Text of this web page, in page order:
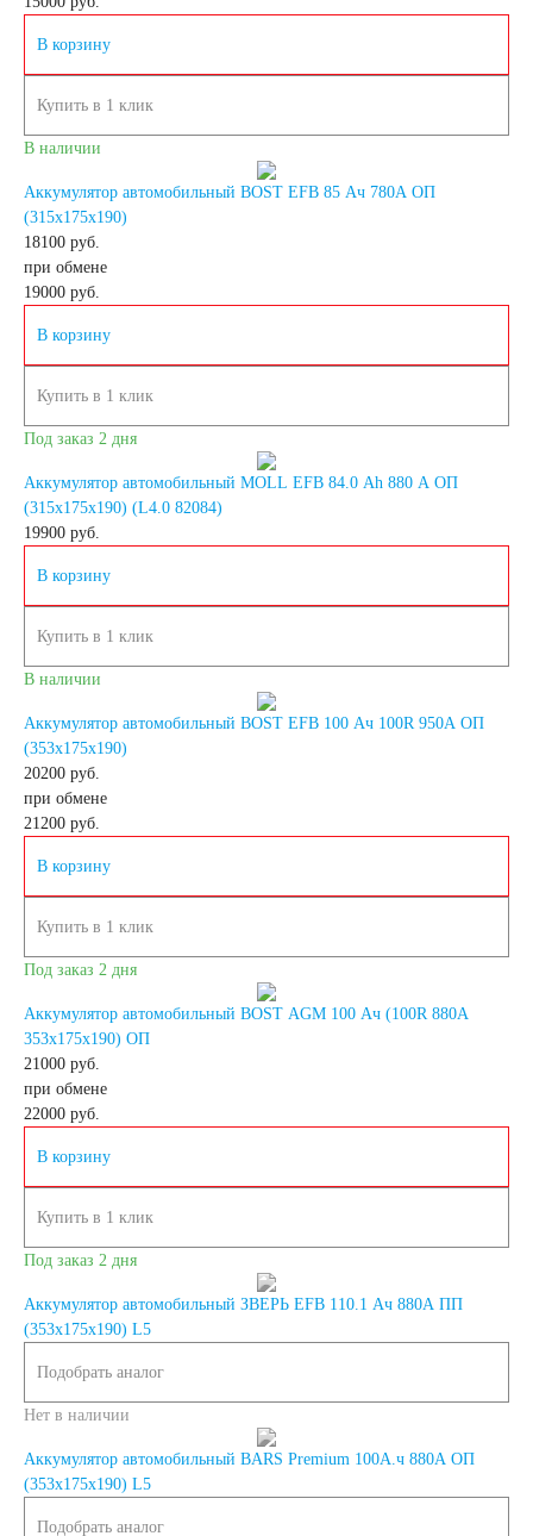
250 А/ч
Аккумуляторы EFB
Аккумуляторы
Аккумуляторы по стране
изготовлении
США
Словения
Беларусь
Польша Китай
Казахстан
Иран
В корзину
Купить в 1 клик
В наличии
Аккумулятор автомобильный BOST EFB 85 Ач 780A ОП
(315x175x190)
18100 руб.
при обмене
19000 руб.
В корзину
Купить в 1 клик
Под заказ 2 дня
Аккумулятор автомобильный MOLL EFB 84.0 Ah 880 A ОП
(315x175x190) (L4.0 82084)
19900 руб.
В корзину
Купить в 1 клик
В наличии
Аккумулятор автомобильный BOST EFB 100 Ач 100R 950A ОП
(353x175x190)
20200 руб.
при обмене
21200 руб.
В корзину
Купить в 1 клик
Под заказ 2 дня
Аккумулятор автомобильный BOST AGM 100 Ач (100R 880A
353x175x190) ОП
21000 руб.
при обмене
22000 руб.
В корзину
Купить в 1 клик
Под заказ 2 дня
Аккумулятор автомобильный ЗВЕРЬ EFB 110.1 Ач 880A ПП
(353x175x190) L5
Подобрать аналог
Нет в наличии
Аккумулятор автомобильный BARS Premium 100А.ч 880А ОП
(353x175x190) L5
Подобрать аналог